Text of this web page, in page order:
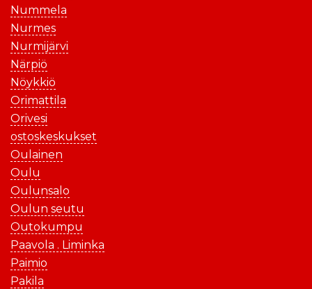
Nummela
Nurmes
Nurmijärvi
Närpiö
Nöykkiö
Orimattila
Orivesi
ostoskeskukset
Oulainen
Oulu
Oulunsalo
Oulun seutu
Outokumpu
Paavola . Liminka
Paimio
Pakila